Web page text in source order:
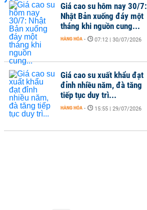
Giá cao su hôm nay 30/7:
Nhật Bản xuống đáy một
tháng khi nguồn cung...
HÀNG HÓA - 07:12 | 30/07/2026
Giá cao su xuất khẩu đạt
đỉnh nhiều năm, đà tăng
tiếp tục duy trì...
HÀNG HÓA - 15:55 | 29/07/2026